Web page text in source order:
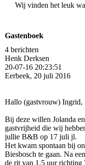
Wij vinden het leuk
Gastenboek
4 berichten
Henk Derksen
20-07-16 20:23:51
Eerbeek, 20 juli 2016
Hallo (gastvrouw) Ingrid,
Bij deze willen Jolanda
gastvrijheid die wij
jullie B&B op 17 juli jl.
Het kwam spontaan bij
Biesbosch te gaan. Na
de rit van 1,5 uur richting